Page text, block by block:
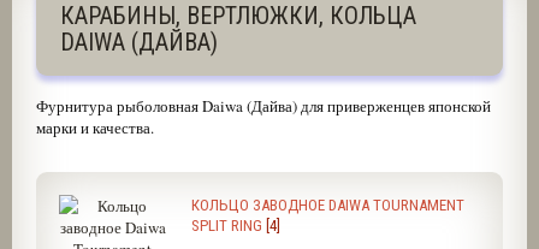
КАРАБИНЫ, ВЕРТЛЮЖКИ, КОЛЬЦА
DAIWA (ДАЙВА)
Фурнитура рыболовная Daiwa (Дайва) для приверженцев японской
марки и качества.
КОЛЬЦО ЗАВОДНОЕ DAIWA TOURNAMENT
SPLIT RING [4]